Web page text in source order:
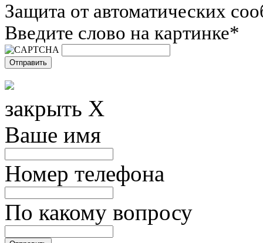
Защита от автоматических
Введите слово на картинке*
закрыть X
Ваше имя
Номер телефона
По какому вопросу